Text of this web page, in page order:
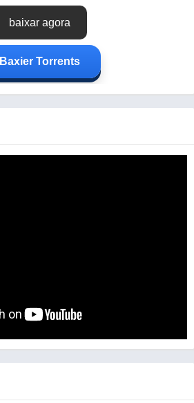
baixar agora
Baxier Torrents